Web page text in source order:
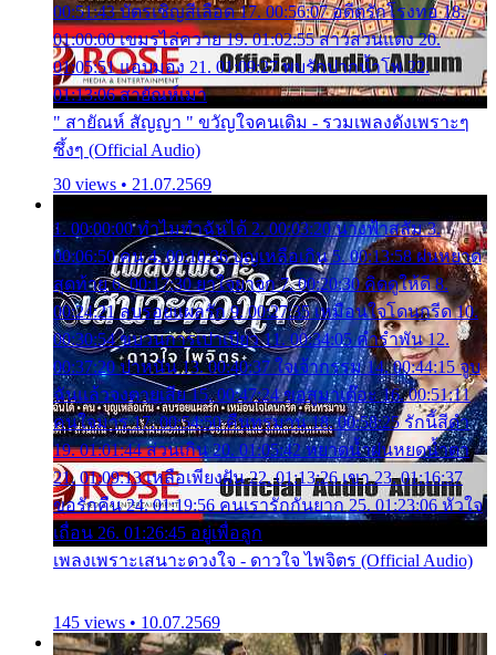
00:51:43 บัตรเชิญสีเลือด 17. 00:56:07 อดีตรักโรงทอ 18.
01:00:00 เขมรไล่ควาย 19. 01:02:55 สาวสวนแตง 20.
01:05:51 แอบมอง 21. 01:09:27 พบรักปากน้ำโพ 22.
01:13:06 สายัณห์เมา
" สายัณห์ สัญญา " ขวัญใจคนเดิม - รวมเพลงดังเพราะๆ
ซึ้งๆ (Official Audio)
30 views • 21.07.2569
1. 00:00:00 ทำไมทำฉันได้ 2. 00:03:20 นางฟ้าสลัม 3.
00:06:50 คน 4. 00:10:36 บุญเหลือเกิน 5. 00:13:58 ฝนหยาด
สุดท้าย 6. 00:17:30 ยาใจยาจก 7. 00:20:30 คิดดูให้ดี 8.
00:24:21 ลบรอยแผลรัก 9. 00:27:35 เหมือนใจโดนกรีด 10.
00:30:54 ขบวนการเปาเปียว 11. 00:34:05 คำรำพัน 12.
00:37:20 ปาหนัน 13. 00:40:37 ใจเจ้ากรรม 14. 00:44:15 จูบ
ฉันแล้วจงตายเสีย 15. 00:47:24 ขอสูมาเต๊อะ 16. 00:51:11
คนใจมาร 17. 00:54:50 คืนทรมาน 18. 00:58:25 รักนี้สีดำ
19. 01:01:44 ส่วนเกิน 20. 01:05:42 หยาดน้ำฝนหยดน้ำตา
21. 01:09:13 เหลือเพียงฝัน 22. 01:13:26 เขา 23. 01:16:37
ขอรักคืน 24. 01:19:56 คนเรารักกันยาก 25. 01:23:06 หัวใจ
เถื่อน 26. 01:26:45 อยู่เพื่อลูก
เพลงเพราะเสนาะดวงใจ - ดาวใจ ไพจิตร (Official Audio)
145 views • 10.07.2569